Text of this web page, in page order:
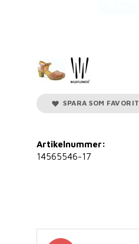
SPARA SOM FAVORIT
Artikelnummer:
14565546-17